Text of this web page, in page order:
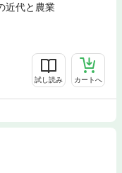
近代と農業
試し読み カートへ